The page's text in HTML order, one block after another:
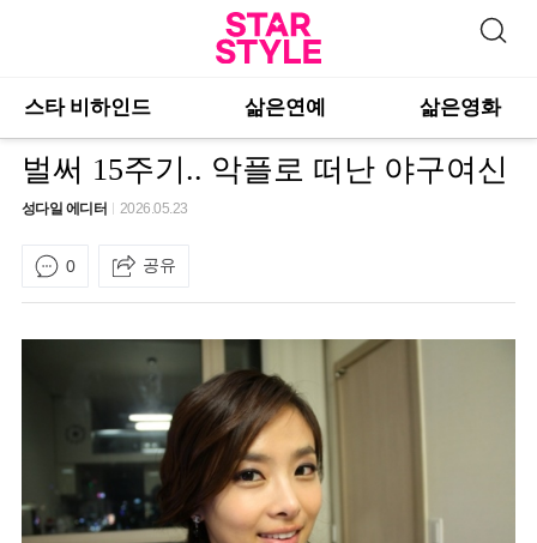
스타 비하인드 삶은연예 삶은영화
벌써 15주기.. 악플로 떠난 야구여신
성다일 에디터 2026.05.23
0 공유